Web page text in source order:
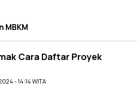
MBKM
Cara Daftar Proyek
- 14:14 WITA